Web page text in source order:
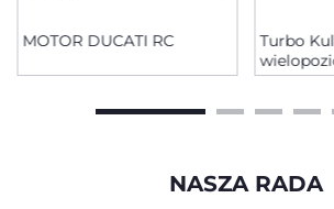
MOTOR DUCATI RC
Turbo
NASZA RADA